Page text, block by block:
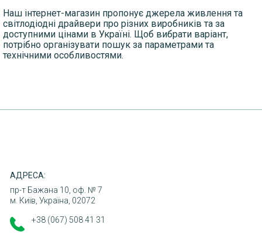
Наш інтернет-магазин пропонує джерела живлення та
світлодіодні драйвери про різних виробників та за
доступними цінами в Україні. Щоб вибрати варіант,
потрібно організувати пошук за параметрами та
технічними особливостями.
ДОСТАВКА
ОПЛАТА
АДРЕСА:
пр-т Бажана 10, оф. № 7
м. Київ, Україна, 02072
+38 (067) 508 41 31